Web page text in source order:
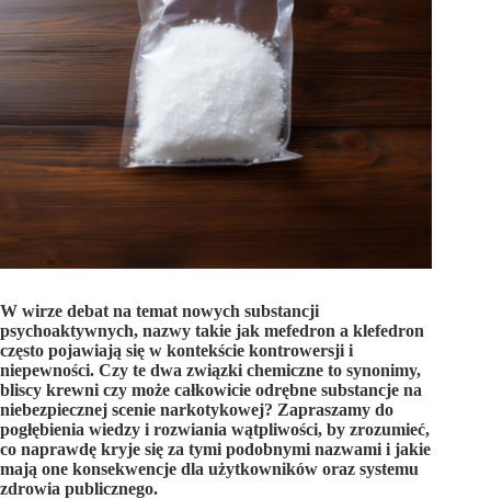
W wirze debat na temat nowych substancji
psychoaktywnych, nazwy takie jak mefedron a klefedron
często pojawiają się w kontekście kontrowersji i
niepewności. Czy te dwa związki chemiczne to synonimy,
bliscy krewni czy może całkowicie odrębne substancje na
niebezpiecznej scenie narkotykowej? Zapraszamy do
pogłębienia wiedzy i rozwiania wątpliwości, by zrozumieć,
co naprawdę kryje się za tymi podobnymi nazwami i jakie
mają one konsekwencje dla użytkowników oraz systemu
zdrowia publicznego.